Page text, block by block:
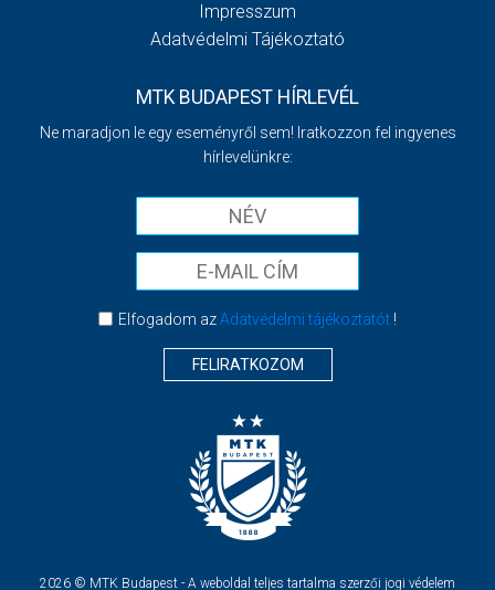
Impresszum
Adatvédelmi Tájékoztató
MTK BUDAPEST HÍRLEVÉL
Ne maradjon le egy eseményről sem! Iratkozzon fel ingyenes
hírlevelünkre:
Elfogadom azAdatvédelmi tájékoztatót!
FELIRATKOZOM
2026 © MTK Budapest - A weboldal teljes tartalma szerzői jogi védelem